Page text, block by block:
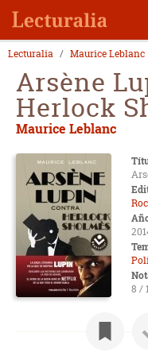
Lecturalia Maurice Leblanc
Arsène
Herlock
Maurice Leblanc
8 /